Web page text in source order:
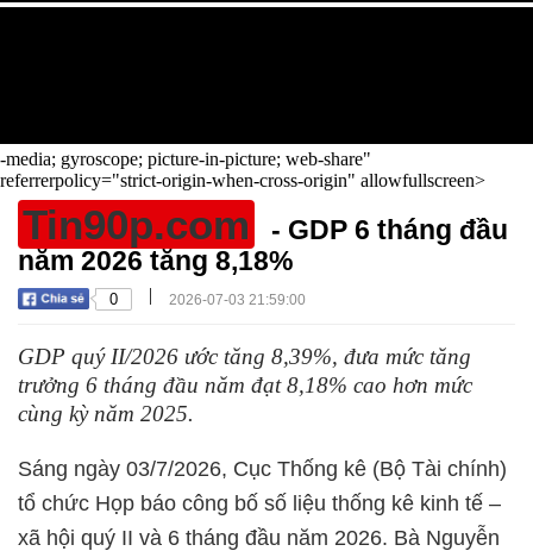
-media; gyroscope; picture-in-picture; web-share"
referrerpolicy="strict-origin-when-cross-origin" allowfullscreen>
Tin90p.com
- GDP 6 tháng đầu
năm 2026 tăng 8,18%
0 | 2026-07-03 21:59:00
GDP quý II/2026 ước tăng 8,39%, đưa mức tăng
trưởng 6 tháng đầu năm đạt 8,18% cao hơn mức
cùng kỳ năm 2025.
Sáng ngày 03/7/2026, Cục Thống kê (Bộ Tài chính)
tổ chức Họp báo công bố số liệu thống kê kinh tế –
xã hội quý II và 6 tháng đầu năm 2026. Bà Nguyễn